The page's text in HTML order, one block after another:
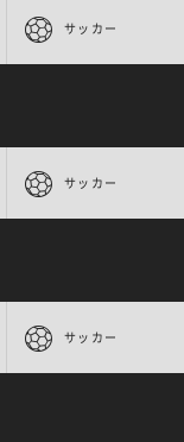
サッカー
サッカー
サッカー